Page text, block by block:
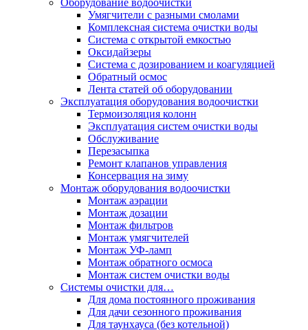
Оборудование водоочистки
Умягчители с разными смолами
Комплексная система очистки воды
Система с открытой емкостью
Оксидайзеры
Система с дозированием и коагуляцией
Обратный осмос
Лента статей об оборудовании
Эксплуатация оборудования водоочистки
Термоизоляция колонн
Эксплуатация систем очистки воды
Обслуживание
Перезасыпка
Ремонт клапанов управления
Консервация на зиму
Монтаж оборудования водоочистки
Монтаж аэрации
Монтаж дозации
Монтаж фильтров
Монтаж умягчителей
Монтаж УФ-ламп
Монтаж обратного осмоса
Монтаж систем очистки воды
Системы очистки для…
Для дома постоянного проживания
Для дачи сезонного проживания
Для таунхауса (без котельной)